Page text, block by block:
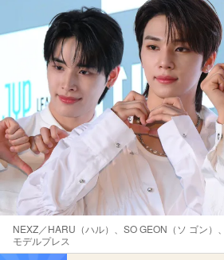
NEXZ／HARU（ハル）、SO GEON（ソ ゴン）
モデルプレス